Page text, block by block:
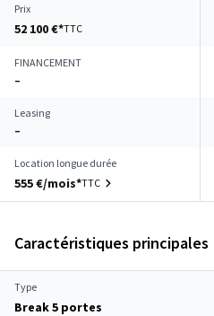
Prix
52 100 €*TTC
FINANCEMENT
–
Leasing
–
Location longue durée
555 €/mois*TTC
Caractéristiques principales
Type
Break 5 portes